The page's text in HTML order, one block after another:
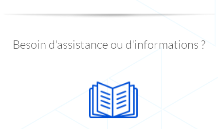
Besoin d'assistance ou d'informations ?